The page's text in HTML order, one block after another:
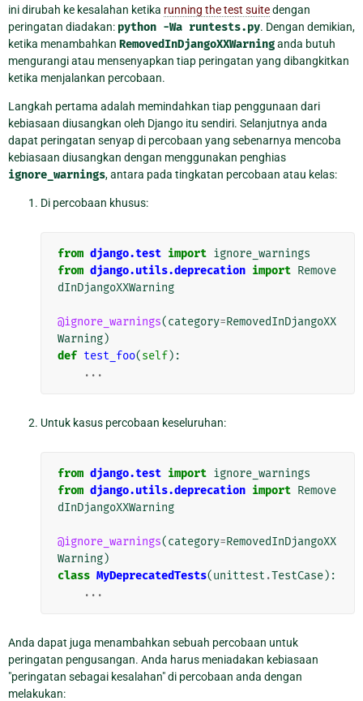
ini dirubah ke kesalahan ketika running the test suitedengan
peringatan diadakan: python -Wa runtests.py. Dengan demikian,
ketika menambahkan RemovedInDjangoXXWarninganda butuh
mengurangi atau mensenyapkan tiap peringatan yang dibangkitkan
ketika menjalankan percobaan.
Langkah pertama adalah memindahkan tiap penggunaan dari
kebiasaan diusangkan oleh Django itu sendiri. Selanjutnya anda
dapat peringatan senyap di percobaan yang sebenarnya mencoba
kebiasaan diusangkan dengan menggunakan penghias
ignore_warnings, antara pada tingkatan percobaan atau kelas:
Di percobaan khusus:
from django.test import ignore_warnings
from django.utils.deprecation import Remove
dInDjangoXXWarning
@ignore_warnings(category=RemovedInDjangoXX
Warning)
def test_foo(self):
...
Untuk kasus percobaan keseluruhan:
from django.test import ignore_warnings
from django.utils.deprecation import Remove
dInDjangoXXWarning
@ignore_warnings(category=RemovedInDjangoXX
Warning)
class MyDeprecatedTests(unittest .TestCase):
...
Anda dapat juga menambahkan sebuah percobaan untuk
peringatan pengusangan. Anda harus meniadakan kebiasaan
"peringatan sebagai kesalahan" di percobaan anda dengan
melakukan: